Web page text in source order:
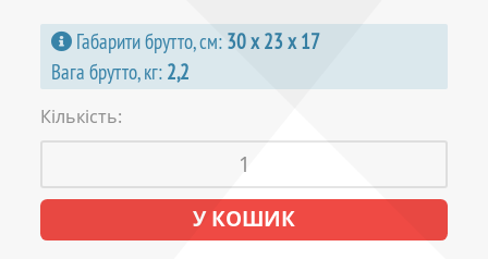
Габарити брутто, см: 30 х 23 х 17
Вага брутто, кг: 2,2
Кількість: